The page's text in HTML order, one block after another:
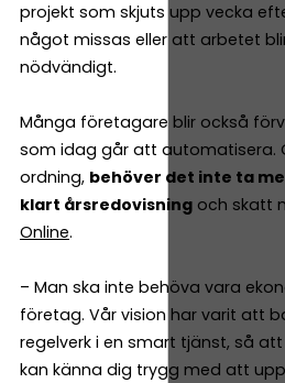
projekt som skjuts upp vecka
något missas eller att arbetet
nödvändigt.
Många företagare blir också
som idag går att automatisera.
ordning, behöver det inte ta
klart årsredovisning och skatt
Online.
– Man ska inte behöva vara
företag. Vår vision har varit att
regelverk i en smart tjänst, så
kan känna dig trygg med att